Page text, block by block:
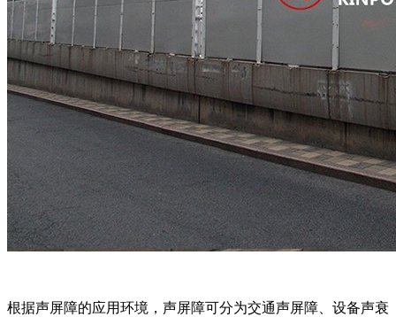
根据声屏障的应用环境，声屏障可分为交通声屏障、设备声衰